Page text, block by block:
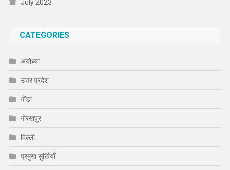
July 2023
CATEGORIES
अयोध्या
उत्तर प्रदेश
गोंडा
गोरखपुर
दिल्ली
प्रमुख सुर्खियाँ